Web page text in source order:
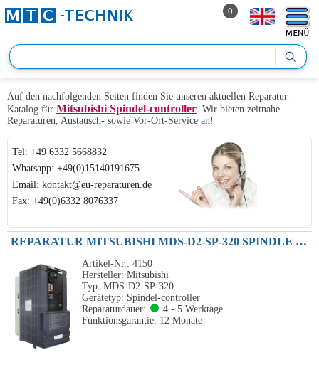
0
Auf den nachfolgenden Seiten finden Sie unseren aktuellen Reparatur-
Katalog für Mitsubishi Spindel-controller. Wir bieten zeitnahe
Reparaturen, Austausch- sowie Vor-Ort-Service an!
Tel: +49 6332 5668832
Whatsapp: +49(0)15140191675
Email: kontakt@eu-reparaturen.de
Fax: +49(0)6332 8076337
REPARATUR MITSUBISHI MDS-D2-SP-320 SPINDLE DRIVE UNIT 130A 230V 26KW
Artikel-Nr.: 4150
Hersteller: Mitsubishi
Typ: MDS-D2-SP-320
Gerätetyp: Spindel-controller
Reparaturdauer:
4 - 5 Werktage
Funktionsgarantie: 12 Monate